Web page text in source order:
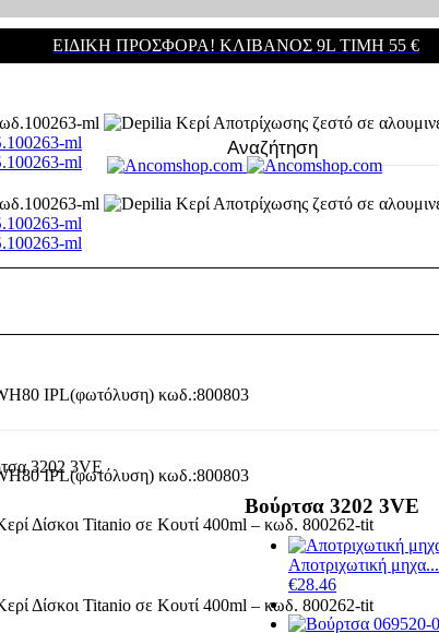
ΕΙΔΙΚΗ ΠΡΟΣΦΟΡΑ! ΚΛΊΒΑΝΟΣ 9L ΤΙΜΉ 55 €
ml
ml
ml
ml
3202 3VE
Βούρτσα 3202 3VE
Αποτριχωτική μηχα...
€28.46